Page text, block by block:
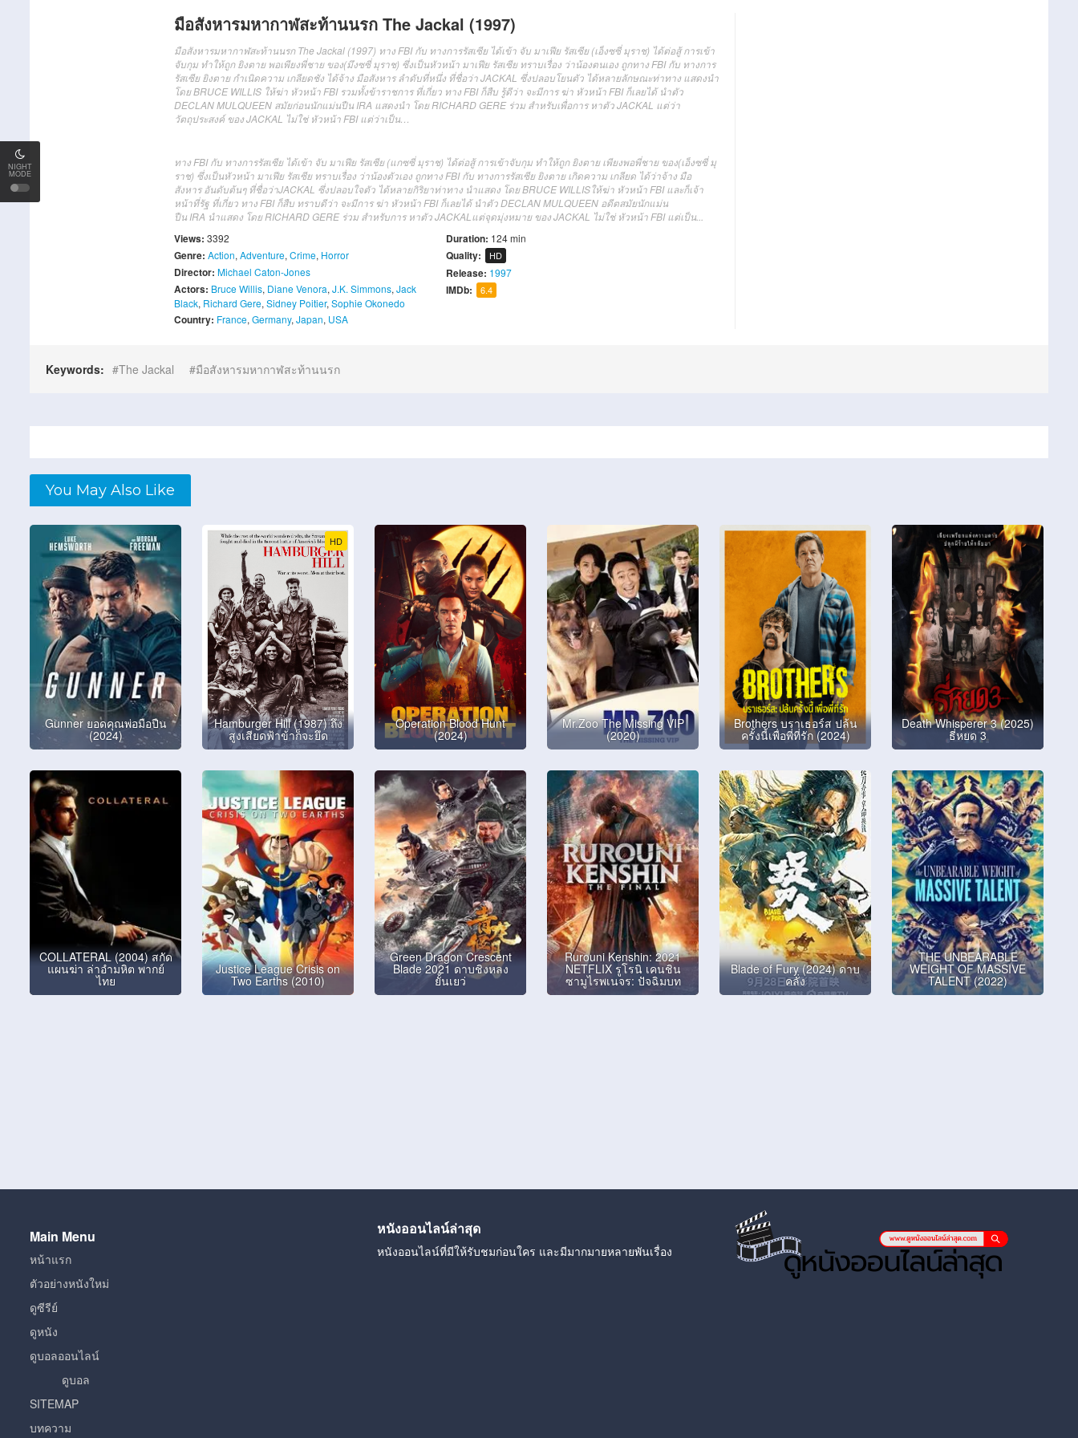
NIGHT
MODE
มือสังหารมหากาฬสะท้านนรก The Jackal (1997)
มือสังหารมหากาฬสะท้านนรก The Jackal (1997) ทาง FBI กับ ทางการรัสเซีย ได้เข้า จับ มาเฟีย รัสเซีย (เอ็งซซี่ มุราช) ได้ต่อสู้ การเข้า
จับกุม ทำให้ถูก ยิงตาย พอเพียงพี่ชาย ของ(มึงซซี่ มุราช) ซึ่งเป็นหัวหน้า มาเฟีย รัสเซีย ทราบเรื่อง ว่าน้องตนเอง ถูกทาง FBI กับ ทางการ
รัสเซีย ยิงตาย กำเนิดความ เกลียดชัง ได้จ้าง มือสังหาร ลำดับที่หนึ่ง ที่ชื่อว่า JACKAL ซึ่งปลอบโยนตัว ได้หลายลักษณะท่าทาง แสดงนำ
โดย BRUCE WILLIS ให้ฆ่า หัวหน้า FBI รวมทั้งข้าราชการ ที่เกี่ยว ทาง FBI ก็สืบ รู้ดีว่า จะมีการ ฆ่า หัวหน้า FBI ก็เลยได้ นำตัว
DECLAN MULQUEEN สมัยก่อนนักแม่นปืน IRA แสดงนำ โดย RICHARD GERE ร่วม สำหรับเพื่อการ หาตัว JACKAL แต่ว่า
วัตถุประสงค์ ของ JACKAL ไม่ใช่ หัวหน้า FBI แต่ว่าเป็น…
ทาง FBIกับ ทางการรัสเซีย ได้เข้า จับ มาเฟีย รัสเซีย (แกซซี่ มุราช) ได้ต่อสู้ การเข้าจับกุม ทำให้ถูก ยิงตาย เพียงพอพี่ชาย ของ(เอ็งซซี่ มุ
ราช) ซึ่งเป็นหัวหน้า มาเฟีย รัสเซีย ทราบเรื่อง ว่าน้องตัวเอง ถูกทาง FBIกับ ทางการรัสเซีย ยิงตาย เกิดความ เกลียด ได้ว่าจ้าง มือ
สังหาร อันดับต้นๆ ที่ชื่อว่าJACKAL ซึ่งปลอบใจตัว ได้หลายกิริยาท่าทาง นำแสดง โดยBRUCE WILLISให้ฆ่า หัวหน้า FBIและก็เจ้า
หน้าที่รัฐ ที่เกี่ยว ทาง FBIก็สืบ ทราบดีว่า จะมีการ ฆ่า หัวหน้า FBIก็เลยได้ นำตัว DECLAN MULQUEEN อดีตสมัยนักแม่น
ปืน IRA นำแสดง โดย RICHARD GERE ร่วม สำหรับการ หาตัวJACKAL แต่จุดมุ่งหมาย ของJACKAL ไม่ใช่ หัวหน้า FBIแต่เป็น
Views: 3392
Genre: Action, Adventure, Crime, Horror
Director: Michael Caton-Jones
Actors: Bruce Willis, Diane Venora, J.K. Simmons, Jack
Black, Richard Gere, Sidney Poitier, Sophie Okonedo
Country: France, Germany, Japan, USA
Duration: 124 min
Quality: HD
Release: 1997
IMDb: 6.4
Keywords: The Jackal มือสังหารมหากาฬสะท้านนรก
You May Also Like
Gunner ยอดคุณพ่อมือปืน
(2024)
HD
Hamburger Hill (1987) ถึง
สูงเสียดฟ้าข้าก็จะยึด
Operation Blood Hunt
(2024)
Mr.Zoo The Missing VIP
(2020)
Brothers บราเธอร์ส ปล้น
ครั้งนี้เพื่อพี่ที่รัก (2024)
Death Whisperer 3 (2025)
ธี่หยด 3
COLLATERAL (2004) สกัด
แผนฆ่า ล่าอำมหิต พากย์
ไทย
Justice League Crisis on
Two Earths (2010)
Green Dragon Crescent
Blade 2021 ดาบชิงหลง
ยั้นเยว่
Rurouni Kenshin: 2021
NETFLIX รูโรนิ เคนชิน
ซามูไรพเนจร: ปัจฉิมบท
Blade of Fury (2024) ดาบ
คลั่ง
THE UNBEARABLE
WEIGHT OF MASSIVE
TALENT (2022)
Main Menu
หน้าแรก
ตัวอย่างหนังใหม่
ดูซีรีย์
ดูหนัง
ดูบอลออนไลน์
ดูบอล
SITEMAP
บทความ
หนังออนไลน์ล่าสุด
หนังออนไลน์ที่มีให้รับชมก่อนใคร และมีมากมายหลายพันเรื่อง